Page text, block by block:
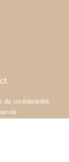
de confidentialité